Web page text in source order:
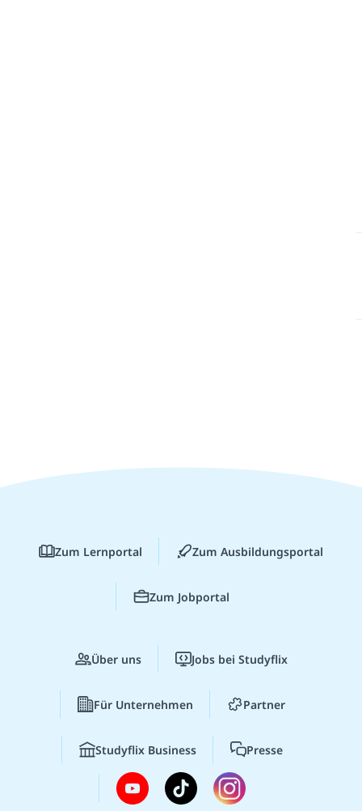
Zum Lernportal Zum Ausbildungsportal
Zum Jobportal
Über uns Jobs bei Studyflix
Für Unternehmen Partner
Studyflix Business Presse